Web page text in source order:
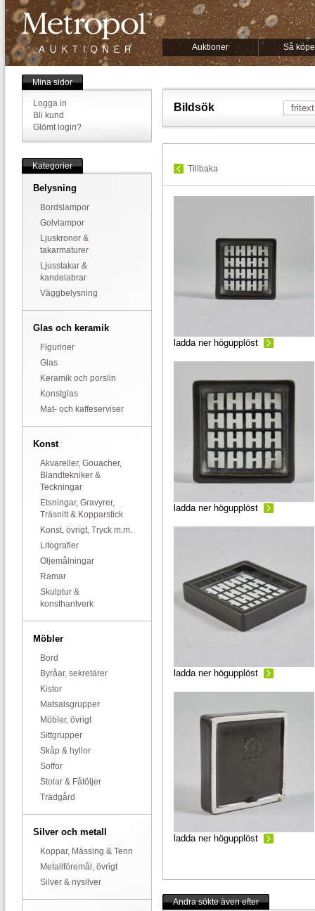
Auktioner Så
Mina sidor
Logga in
Bli kund
Glömt login?
Kategorier
Belysning
Bordslampor
Golvlampor
Ljuskronor &
takarmaturer
Ljusstakar &
kandelabrar
Väggbelysning
Glas och keramik
Figuriner
Glas
Keramik och porslin
Konstglas
Mat- och kaffeserviser
Konst
Akvareller, Gouacher,
Blandtekniker &
Teckningar
Etsningar, Gravyrer,
Träsnitt & Kopparstick
Konst, övrigt, Tryck m.m.
Litografier
Oljemålningar
Ramar
Skulptur &
konsthantverk
Möbler
Bord
Byråar, sekretärer
Kistor
Matsalsgrupper
Möbler, övrigt
Sittgrupper
Skåp & hyllor
Soffor
Stolar & Fåtöljer
Trädgård
Silver och metall
Koppar, Mässing & Tenn
Metallföremål, övrigt
Silver & nysilver
Bildsök
Tillbaka
ladda ner högupplöst
ladda ner högupplöst
ladda ner högupplöst
ladda ner högupplöst
Andra sökte även efter